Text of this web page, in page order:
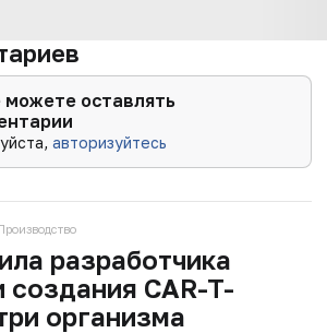
можете оставлять
авторизуйтесь
разработчика
создания CAR-T-
организма